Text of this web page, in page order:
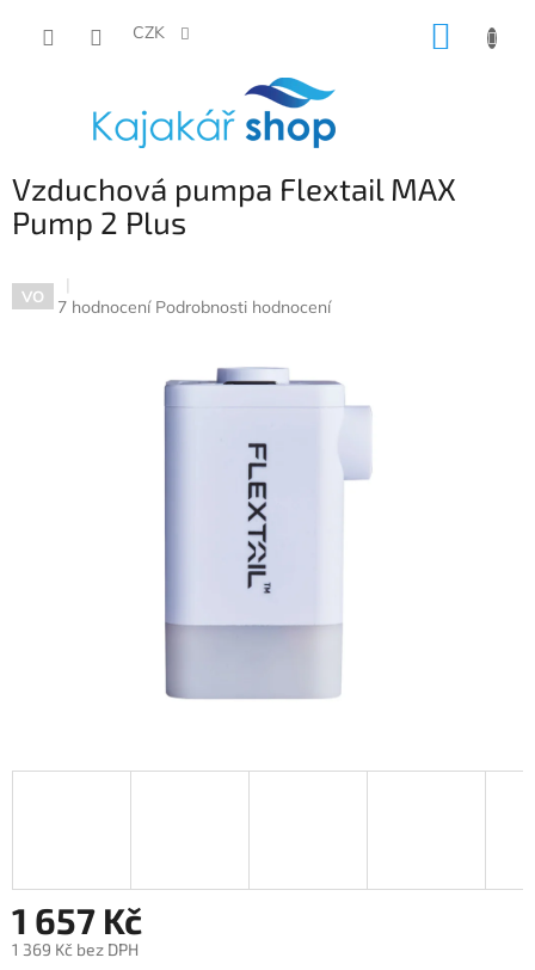
CZK
Vzduchová pumpa Flextail MAX
Pump 2 Plus
VO
Průměrné
7 hodnocení Podrobnosti hodnocení
1 657 Kč
1 369 Kč bez DPH